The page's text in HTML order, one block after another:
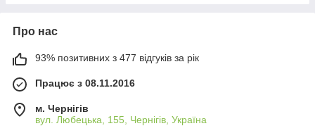
Про нас
93% позитивних з 477 відгуків за рік
Працює з 08.11.2016
м. Чернігів
вул. Любецька, 155, Чернігів, Україна